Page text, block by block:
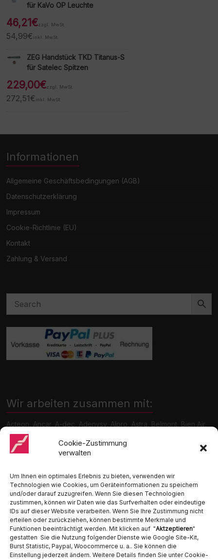
Cookie-Zustimmung
verwalten
Um Ihnen ein optimales Erlebnis zu bieten, verwenden wir
Technologien wie Cookies, um Geräteinformationen zu speichern
und/oder darauf zuzugreifen. Wenn Sie diesen Technologien
zustimmen, können wir Daten wie das Surfverhalten oder eindeutige
IDs auf dieser Website verarbeiten. Wenn Sie Ihre Zustimmung nicht
erteilen oder zurückziehen, können bestimmte Merkmale und
Funktionen beeinträchtigt werden. Mit klicken auf "Aktzeptieren"
gestatten Sie die Nutzung folgender Dienste wie Google Site-Kit,
Burst Statistic, Paypal, Woocommerce u. a.. Sie können die
Einstellung jederzeit ändern. Weitere Details finden Sie unter Cookie-
für KaVo OP Leuchte
46,21€zzgl. MwSt.
54,99€ inkl. MwSt.
ZEG Handstück TKD Titanus-S
für Satelec Spitzen
229,00€zzgl. MwSt.
272,51€ inkl. MwSt.
Informationen
Allgemeine Geschäftsbedingungen (AGB)
Datenschutzerklärung
Impressum
Cookie-Richtlinie (EU)
Kontakt
Zahlung & Versand
Wir arbeiten zusammen mit:
Acteon, Ancar, A-dec, Adenysy, Alpro, Astra, Belmont, Bien Air,
Cattani, Chirana, DCI, Dürr, ETI, Euronda, Faro, Gcomm, KaVo,
Medentex, Melag, Midmark, Metasys, MK-Dent, NSK, Ophardt
Hygiene, Ritter, Satelec, Scican, TKD, Velopex, u.v.m
Ambident GmbH
Dental Geräte Handel und Service